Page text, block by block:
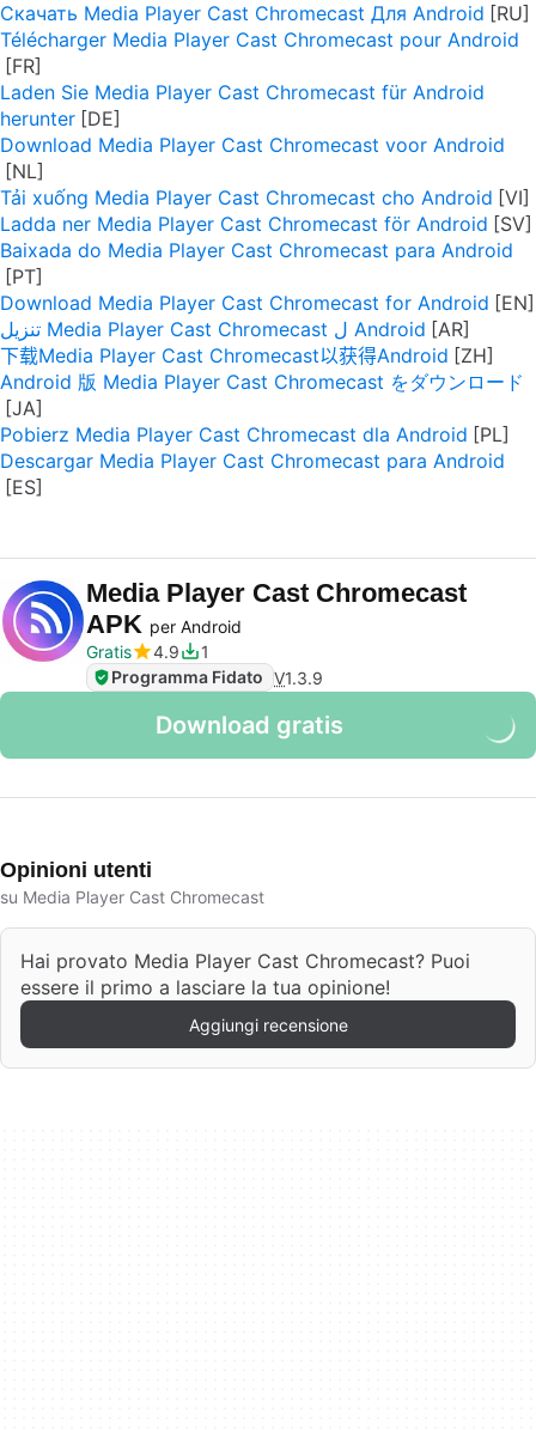
Скачать Media Player Cast Chromecast Для Android
Télécharger Media Player Cast Chromecast pour Android
Laden Sie Media Player Cast Chromecast für Android
herunter
Download Media Player Cast Chromecast voor Android
Tải xuống Media Player Cast Chromecast cho Android
Ladda ner Media Player Cast Chromecast för Android
Baixada do Media Player Cast Chromecast para Android
Download Media Player Cast Chromecast for Android
تنزيل Media Player Cast Chromecast ل Android
下载Media Player Cast Chromecast以获得Android
Android 版 Media Player Cast Chromecast をダウンロード
Pobierz Media Player Cast Chromecast dla Android
Descargar Media Player Cast Chromecast para Android
Media Player Cast Chromecast
APK per Android
Gratis
4.9
1
Programma Fidato V1.3.9
Download gratis
Opinioni utenti
su Media Player Cast Chromecast
Hai provato Media Player Cast Chromecast? Puoi
essere il primo a lasciare la tua opinione!
Aggiungi recensione